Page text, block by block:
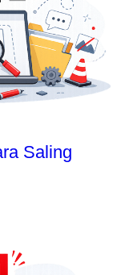
Saling